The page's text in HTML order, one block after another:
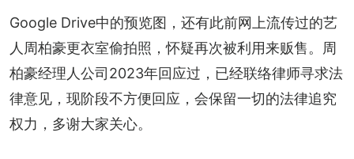
Google Drive中的预览图，还有此前网上流传过的艺
人周柏豪更衣室偷拍照，怀疑再次被利用来贩售。周
柏豪经理人公司2023年回应过，已经联络律师寻求法
律意见，现阶段不方便回应，会保留一切的法律追究
权力，多谢大家关心。